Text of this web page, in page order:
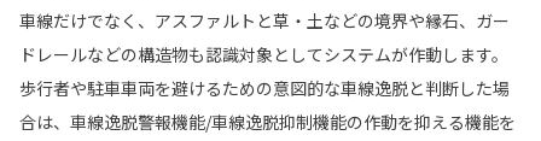
車線だけでなく、アスファルトと草・土などの境界や縁石、ガー
ドレールなどの構造物も認識対象としてシステムが作動します。
歩行者や駐車車両を避けるための意図的な車線逸脱と判断した場
合は、車線逸脱警報機能/車線逸脱抑制機能の作動を抑える機能を